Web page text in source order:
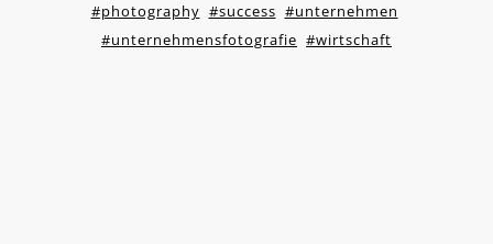
#photography #success #unternehmen
#unternehmensfotografie #wirtschaft